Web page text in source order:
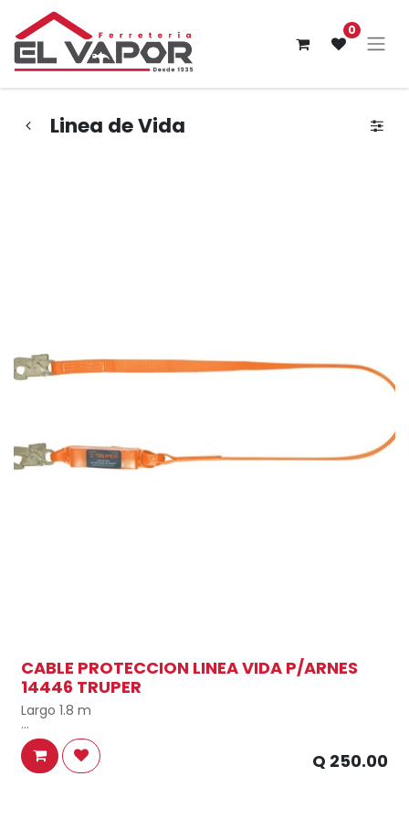
0
Linea de Vida
CABLE PROTECCION LINEA VIDA P/ARNES
14446 TRUPER
Largo 1.8 m
Extensión máxima del paquete amortiguador 1.1 m
Resistencia a la tensión de cinta y gancho 5,000 lb (2,268
kg)
Q 250.00